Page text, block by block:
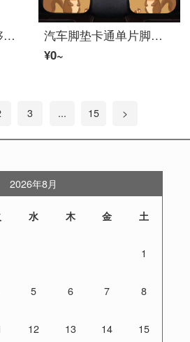
快递会消毒 请放心够买！ 极路客 现货限定经典老虎图案居家地毯 黄色老虎 大号165cm x 98cm
汽车脚垫卡通单片脚踏垫通用易清洗防滑地毯地垫车垫子四季绒面 黄色小松鼠 (超值)全车四件套
¥0~
3 ... 15 >
2026年8月
水 木 金 土
1
5 6 7 8
12 13 14 15